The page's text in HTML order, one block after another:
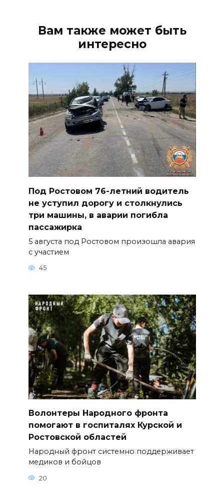
Вам также может быть
интересно
Под Ростовом 76-летний водитель
не уступил дорогу и столкнулись
три машины, в аварии погибла
пассажирка
5 августа под Ростовом произошла авария
с участием
45
Волонтеры Народного фронта
помогают в госпиталях Курской и
Ростовской областей
Народный фронт системно поддерживает
медиков и бойцов
20